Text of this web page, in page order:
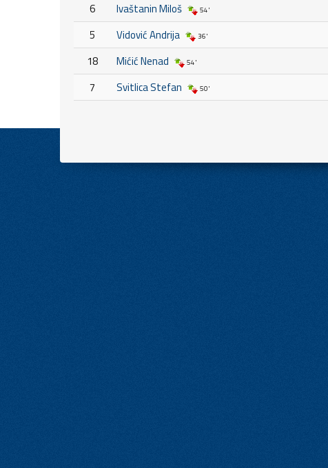
6 Ivaštanin Miloš 54'
5 Vidović Andrija 36'
18 Mićić Nenad 54'
7 Svitlica Stefan 50'